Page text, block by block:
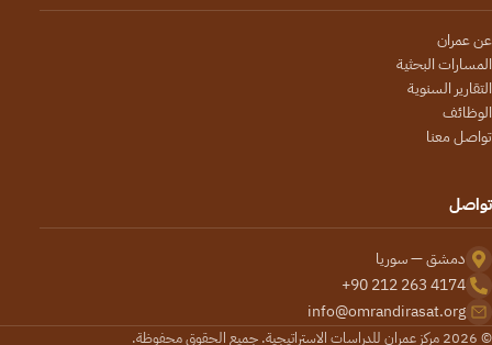
عن عمران
المسارات البحثية
التقارير السنوية
الوظائف
تواصل معنا
تواصل
دمشق — سوريا
+90 212 263 4174
info@omrandirasat.org
© 2026 مركز عمران للدراسات الاستراتيجية. جميع الحقوق محفوظة.